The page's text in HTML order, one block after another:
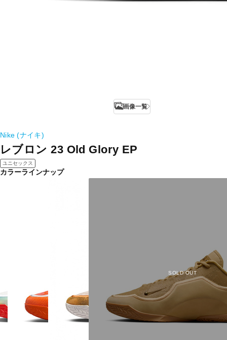
画像一覧
Nike (ナイキ)
レブロン 23 Old Glory EP
ユニセックス
カラーラインナップ
SOLD OUT